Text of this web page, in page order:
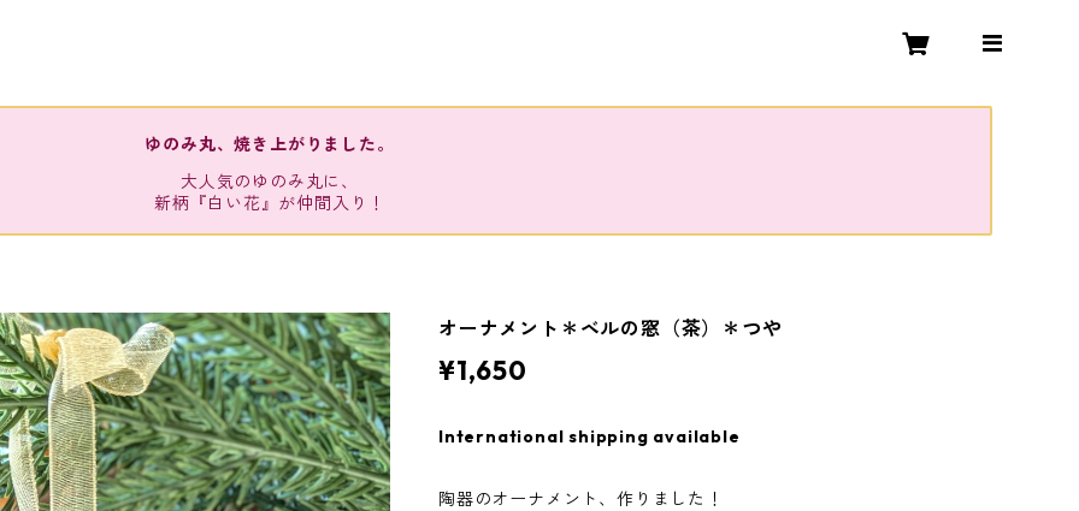
ゆのみ丸、焼き上がりました。
大人気のゆのみ丸に、
新柄『白い花』が仲間入り！
オーナメント＊ベルの窓（茶）＊つや
¥1,650
International shipping available
陶器のオーナメント、作りました！